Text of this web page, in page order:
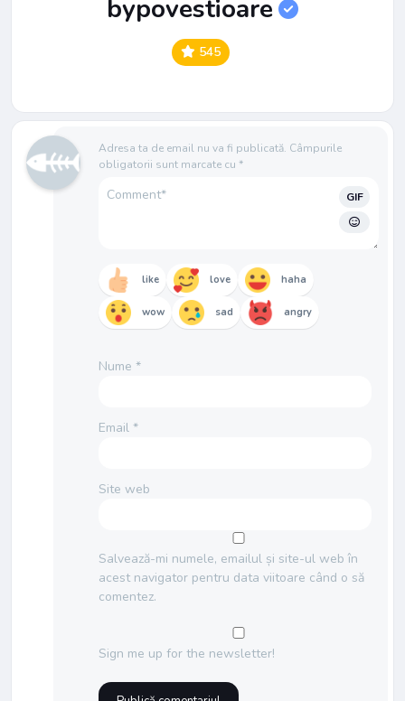
bypovestioare
545
Adresa ta de email nu va fi publicată. Câmpurile
obligatorii sunt marcate cu *
GIF
like love haha
wow sad angry
Nume *
Email *
Site web
Salvează-mi numele, emailul și site-ul web în
acest navigator pentru data viitoare când o să
comentez.
Sign me up for the newsletter!